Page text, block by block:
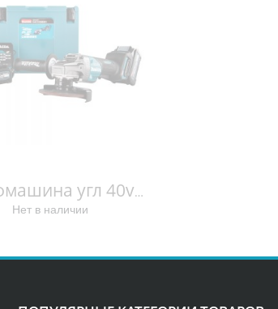
Шлифмашина угл 40v GA013GM201 GA013GM201
Нет в наличии